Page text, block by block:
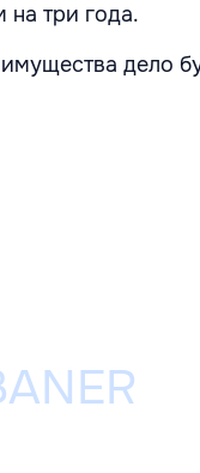
на три года.
дело